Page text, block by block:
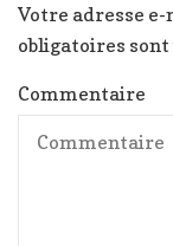
Votre adresse e-
obligatoires
Commentaire